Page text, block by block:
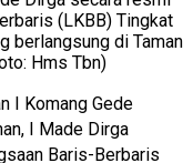
(LKBB) Tingkat
berlangsung di Taman
Hms Tbn)
I Komang Gede
I Made Dirga
Baris-Berbaris